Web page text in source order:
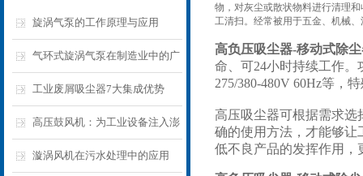
旋涡气泵的工作原理与应用
气环式旋涡气泵在制造业中的广
泛应用：从食品处理到电子制造
的高效气体传输解决方案
工业废屑吸尘器7大集成优势
高压鼓风机：为工业设备注入澎
湃“气”力，推动生产效率再上新
漩涡风机在污水处理中的应用
物，对灰尘或散状物料进行清理
工清扫。经常被用于五金、机械
高负压吸尘器-移动式除
命、可24小时持续工作。
275/380-480V 60Hz等，
高压吸尘器可根据需求选
确的使用方法，才能够让
低不良产品的发挥作用，